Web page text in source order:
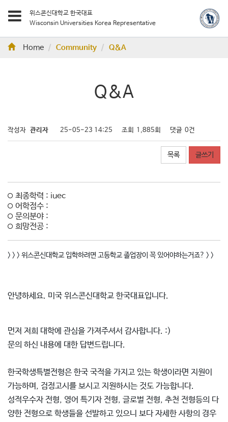
위스콘신대학교 한국대표
Wisconsin Universities Korea Representative
Home Community Q&A
Q&A
작성자 관리자 25-05-23 14:25 조회 1,885회 댓글 0건
목록 글쓰기
최종학력 : iuec
어학점수 :
문의분야 :
희망전공 :
> > > 위스콘신대학교 입학하려면 고등학교 졸업장이 꼭 있어야하는거죠? > >
안녕하세요. 미국 위스콘신대학교 한국대표입니다.
먼저 저희 대학에 관심을 가져주셔서 감사합니다. :)
문의 하신 내용에 대한 답변드립니다.
한국학생특별전형은 한국 국적을 가지고 있는 학생이라면 지원이
가능하며, 검정고시를 보시고 지원하시는 것도 가능합니다.
성적우수자 전형, 영어 특기자 전형, 글로벌 전형, 추천 전형등의 다
양한 전형으로 학생들을 선발하고 있으니 보다 자세한 사항의 경우